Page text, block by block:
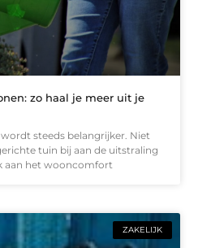
zo haal je meer uit je
steeds belangrijker. Niet
tuin bij aan de uitstraling
aan het wooncomfort
ZAKELIJK